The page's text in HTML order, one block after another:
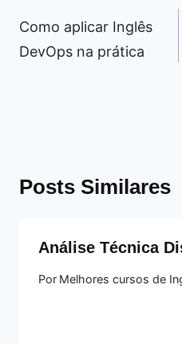
de
Post
Como aplicar Inglês
DevOps na prática
Posts Similares
Análise Técnica
Por Melhores cursos de